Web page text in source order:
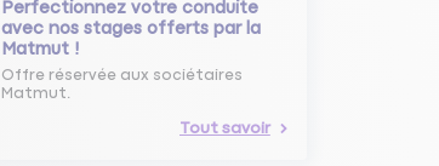
Perfectionnez votre conduite
avec nos stages offerts par la
Matmut !
Offre réservée aux sociétaires
Matmut.
Tout savoir